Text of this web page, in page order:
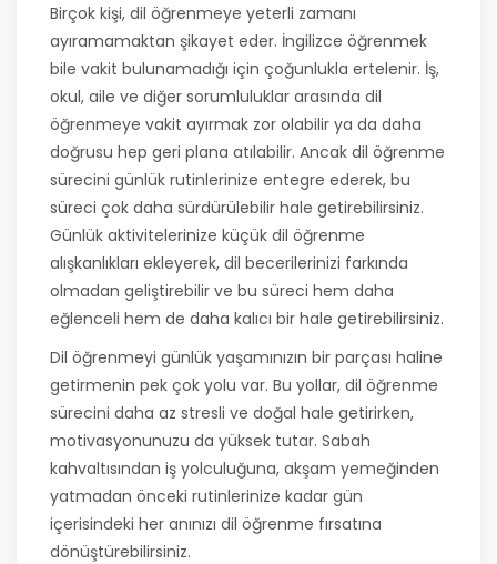
Birçok kişi, dil öğrenmeye yeterli zamanı
ayıramamaktan şikayet eder. İngilizce öğrenmek
bile vakit bulunamadığı için çoğunlukla ertelenir. İş,
okul, aile ve diğer sorumluluklar arasında dil
öğrenmeye vakit ayırmak zor olabilir ya da daha
doğrusu hep geri plana atılabilir. Ancak dil öğrenme
sürecini günlük rutinlerinize entegre ederek, bu
süreci çok daha sürdürülebilir hale getirebilirsiniz.
Günlük aktivitelerinize küçük dil öğrenme
alışkanlıkları ekleyerek, dil becerilerinizi farkında
olmadan geliştirebilir ve bu süreci hem daha
eğlenceli hem de daha kalıcı bir hale getirebilirsiniz.
Dil öğrenmeyi günlük yaşamınızın bir parçası haline
getirmenin pek çok yolu var. Bu yollar, dil öğrenme
sürecini daha az stresli ve doğal hale getirirken,
motivasyonunuzu da yüksek tutar. Sabah
kahvaltısından iş yolculuğuna, akşam yemeğinden
yatmadan önceki rutinlerinize kadar gün
içerisindeki her anınızı dil öğrenme fırsatına
dönüştürebilirsiniz.